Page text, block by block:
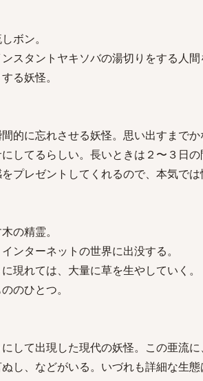
ボン。
スタントヤキソバの湯切りをする人間
る妖怪。
的に忘れさせる妖怪。思い出すまで
してるらしい。長いときは２〜３日
プレゼントしてくれるので、本気では
の精霊。
ンターネットの世界に出没する。
現れては、大量に草を生やしていく。
のひとつ。
して出現した現代の妖怪。この亜流に
し、などがいる。いづれも詳細な生態